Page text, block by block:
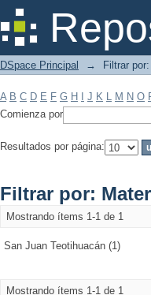
Filtrar por:
DSpace Principal → Filtrar
A B C D E F G H J K L M N O
Comienza por
Resultados por página:
Filtrar por:
Mostrando ítems 1-1 de 1
San Juan Teotihuacán (1)
Mostrando ítems 1-1 de 1